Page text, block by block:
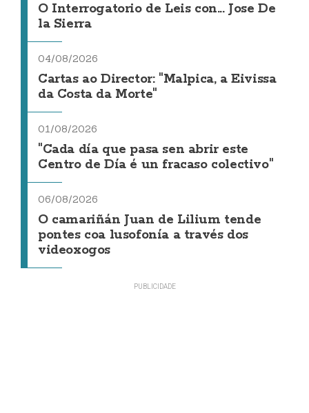
O Interrogatorio de Leis con... Jose De
la Sierra
04/08/2026
Cartas ao Director: "Malpica, a Eivissa
da Costa da Morte"
01/08/2026
"Cada día que pasa sen abrir este
Centro de Día é un fracaso colectivo"
06/08/2026
O camariñán Juan de Lilium tende
pontes coa lusofonía a través dos
videoxogos